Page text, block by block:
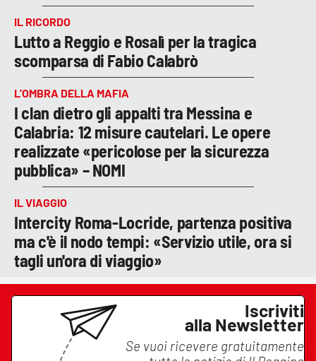
IL RICORDO
Lutto a Reggio e Rosalì per la tragica
scomparsa di Fabio Calabrò
L’OMBRA DELLA MAFIA
I clan dietro gli appalti tra Messina e
Calabria: 12 misure cautelari. Le opere
realizzate «pericolose per la sicurezza
pubblica» – NOMI
IL VIAGGIO
Intercity Roma-Locride, partenza positiva
ma c'è il nodo tempi: «Servizio utile, ora si
tagli un'ora di viaggio»
Iscriviti
alla Newsletter
Se vuoi ricevere gratuitamente